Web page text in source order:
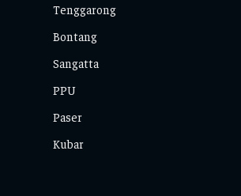
Tenggarong
Bontang
Sangatta
PPU
Paser
Kubar